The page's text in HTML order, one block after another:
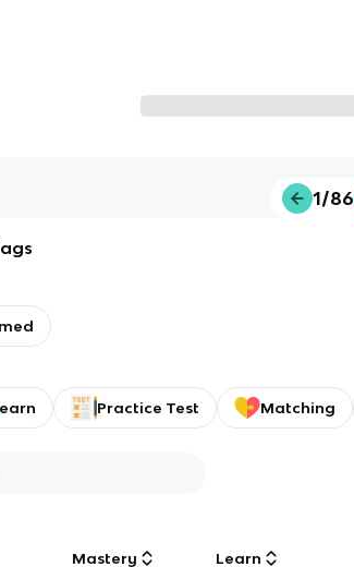
1/86
Practice Test Matching
Mastery Learn